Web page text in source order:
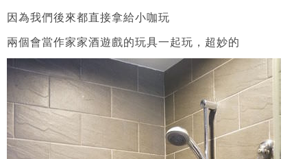
因為我們後來都直接拿給小咖玩
兩個會當作家家酒遊戲的玩具一起玩，超妙的